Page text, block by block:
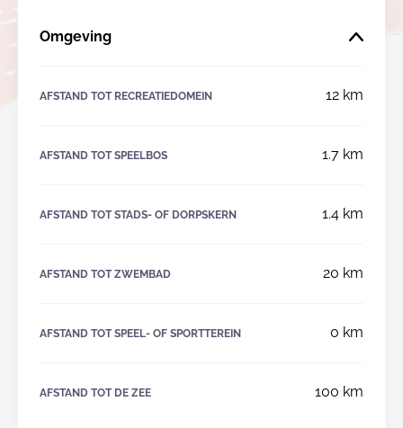
Omgeving
AFSTAND TOT RECREATIEDOMEIN 12 km
AFSTAND TOT SPEELBOS 1.7 km
AFSTAND TOT STADS- OF DORPSKERN 1.4 km
AFSTAND TOT ZWEMBAD 20 km
AFSTAND TOT SPEEL- OF SPORTTEREIN 0 km
AFSTAND TOT DE ZEE 100 km